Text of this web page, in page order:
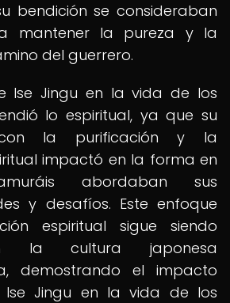
bendición se consideraban
mantener la pureza y la
del guerrero.
Ise Jingu en la vida de los
lo espiritual, ya que su
con la purificación y la
impactó en la forma en
abordaban sus
y desafíos. Este enfoque
espiritual sigue siendo
la cultura japonesa
demostrando el impacto
Jingu en la vida de los